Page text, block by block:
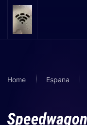
Skip to main
Home Espana